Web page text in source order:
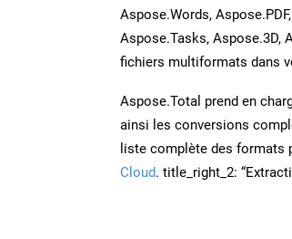
Aspose.Words,
Aspose.Tasks, Aspose.3D,
fichiers multiformats dans
Aspose.Total prend en
ainsi les conversions
liste complète des formats
Cloud. title_right_2: